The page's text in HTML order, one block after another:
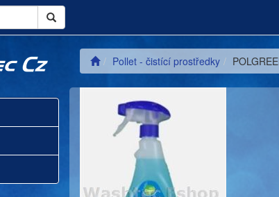
Pollet - čistící prostředky